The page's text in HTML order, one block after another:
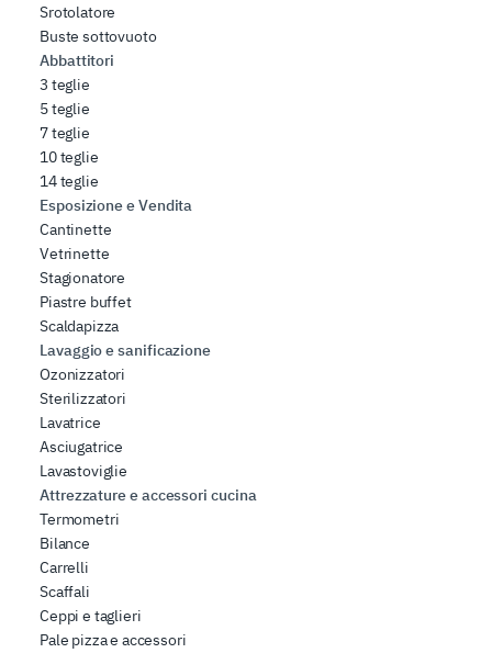
Srotolatore
Buste sottovuoto
Abbattitori
3 teglie
5 teglie
7 teglie
10 teglie
14 teglie
Esposizione e Vendita
Cantinette
Vetrinette
Stagionatore
Piastre buffet
Scaldapizza
Lavaggio e sanificazione
Ozonizzatori
Sterilizzatori
Lavatrice
Asciugatrice
Lavastoviglie
Attrezzature e accessori cucina
Termometri
Bilance
Carrelli
Scaffali
Ceppi e taglieri
Pale pizza e accessori